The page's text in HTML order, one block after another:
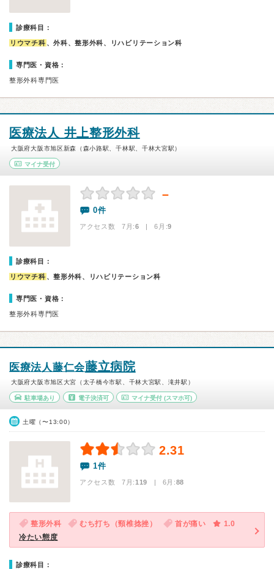
診療科目：
リウマチ科 、外科、整形外科、リハビリテーション科
専門医・資格：
整形外科専門医
医療法人 井上整形外科
大阪府大阪市旭区新森（森小路駅、千林駅、千林大宮駅）
マイナ受付
－
0件
アクセス数 7月:6 | 6月:9
診療科目：
リウマチ科 、整形外科、リハビリテーション科
専門医・資格：
整形外科専門医
医療法人藤仁会藤立病院
大阪府大阪市旭区大宮（太子橋今市駅、千林大宮駅、滝井駅）
駐車場あり 電子決済可 マイナ受付 (スマホ可)
土曜（〜13:00）
2.31
1件
アクセス数 7月:119 | 6月:88
整形外科 むち打ち（頸椎捻挫） 首が痛い
1.0
冷たい態度
診療科目：